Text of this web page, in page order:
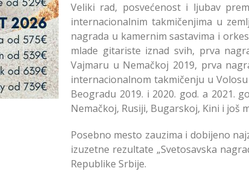
Veliki rad, posvećenost i ljubav
internacionalnim takmičenjima u
nagrada u kamernim sastavima i
mlade gitariste iznad svih, prva
Vajmaru u Nemačkoj 2019, prva
internacionalnom takmičenju u
Beogradu 2019. i 2020. god. a 2021.
Nemačkoj, Rusiji, Bugarskoj, Kini i još
Posebno mesto zauzima i dobijeno
izuzetne rezultate „Svetosavska
Republike Srbije.